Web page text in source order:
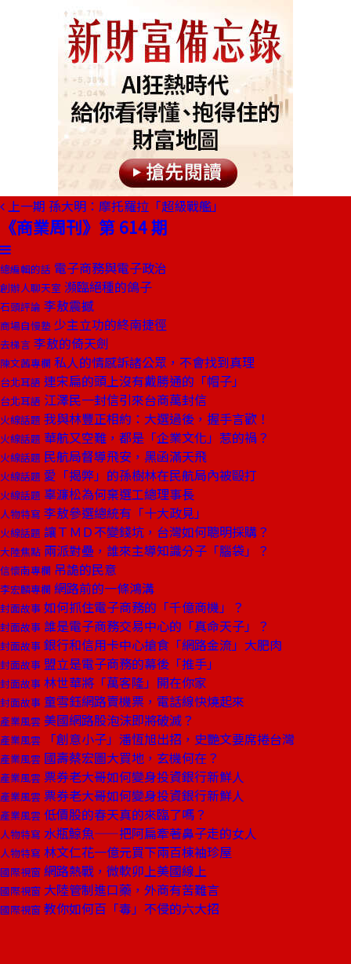
上一期 孫大明：摩托羅拉「超級戰艦」
《商業周刊》第 614 期
總編輯的話 電子商務與電子政治
創辦人聊天室 瀕臨絕種的鴿子
石頭評論 李敖震撼
商場自慢塾 少主立功的終南捷徑
去梯言 李敖的倚天劍
陳文茜專欄 私人的情感訴諸公眾，不會找到真理
台北耳語 連宋扁的頭上沒有戴勝通的「帽子」
台北耳語 江澤民一封信引來台商萬封信
火線話題 我與林豐正相約：大選過後，握手言歡！
火線話題 華航又空難，都是「企業文化」惹的禍？
火線話題 民航局督導飛安，黑函滿天飛
火線話題 愛「揭弊」的孫樹林在民航局內被毆打
火線話題 辜濂松為何棄選工總理事長
人物特寫 李敖參選總統有「十大政見」
火線話題 讓ＴＭＤ不變錢坑，台灣如何聰明採購？
大陸焦點 兩派對壘，誰來主導知識分子「腦袋」？
信懷南專欄 吊詭的民意
李宏麟專欄 網路前的一條鴻溝
封面故事 如何抓住電子商務的「千億商機」？
封面故事 誰是電子商務交易中心的「真命天子」？
封面故事 銀行和信用卡中心搶食「網路金流」大肥肉
封面故事 盟立是電子商務的幕後「推手」
封面故事 林世華將「萬客隆」開在你家
封面故事 童雪鈺網路賣機票，電話線快燒起來
產業風雲 美國網路股泡沫即將破滅？
產業風雲 「創意小子」潘恆旭出招，史艷文要席捲台灣
產業風雲 國壽蔡宏圖大買地，玄機何在？
產業風雲 票券老大哥如何變身投資銀行新鮮人
產業風雲 票券老大哥如何變身投資銀行新鮮人
產業風雲 低價股的春天真的來臨了嗎？
人物特寫 水瓶鯨魚——把阿扁牽著鼻子走的女人
人物特寫 林文仁花一億元買下兩百棟袖珍屋
國際視窗 網路熱戰，微軟卯上美國線上
國際視窗 大陸管制進口藥，外商有苦難言
國際視窗 教你如何百「毒」不侵的六大招